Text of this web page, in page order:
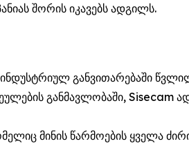
შორის იკავებს ადგილს.
განვითარებაში
განმავლობაში, Sisecam
მინის წარმოების ყველა